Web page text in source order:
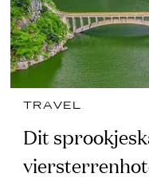
TRAVEL
Dit